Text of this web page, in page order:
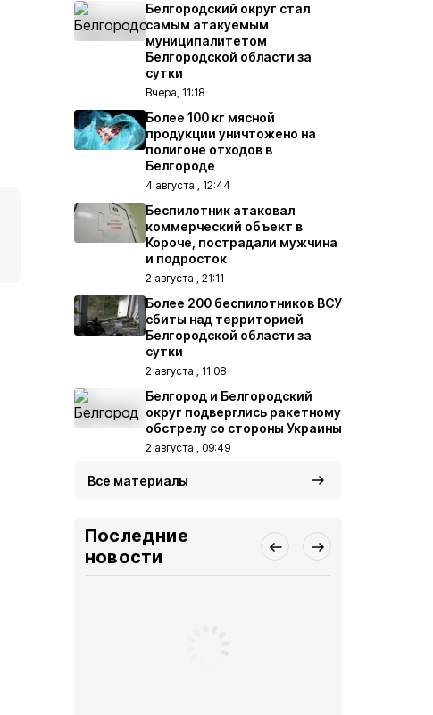
Белгородский округ стал
самым атакуемым
муниципалитетом
Белгородской области за
сутки
Вчера, 11:18
Более 100 кг мясной
продукции уничтожено на
полигоне отходов в
Белгороде
4 августа , 12:44
Беспилотник атаковал
коммерческий объект в
Короче, пострадали мужчина
и подросток
2 августа , 21:11
Более 200 беспилотников ВСУ
сбиты над территорией
Белгородской области за
сутки
2 августа , 11:08
Белгород и Белгородский
округ подверглись ракетному
обстрелу со стороны Украины
2 августа , 09:49
Все материалы
Последние
новости